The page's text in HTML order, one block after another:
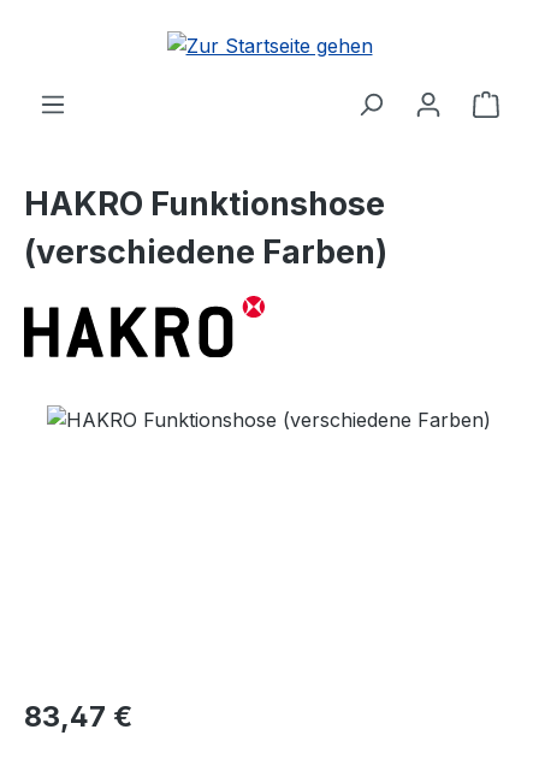
Zum Hauptinhalt springen
HAKRO Funktionshose
(verschiedene Farben)
Bildergalerie überspringen
Regulärer Preis:
83,47 €